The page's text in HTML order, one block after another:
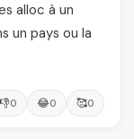
alloc à un
un pays ou la
👎0 😂0 🥰0